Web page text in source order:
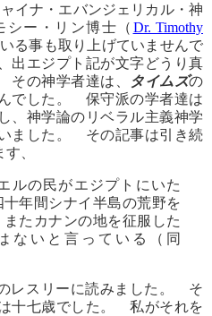
イナ・エバンジェリカル・神
シー・リン博士（ Dr. Timothy
る事も取り上げていませんで
出エジプト記が文字どうり真
の神学者達は、
タイムズの
でした。 保守派の学者達は
、神学論のリベラル主義神学
ました。 その記事は引き続
、
ルの民がエジプトにいた
年間シナイ半島の荒野を
たカナンの地を征服した
ないと言っている（同
レスリーに読みました。 そ
十七歳でした。 私がそれを